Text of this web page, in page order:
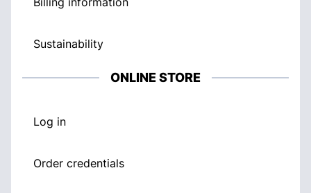
Sustainability
ONLINE STORE
Log in
Order credentials